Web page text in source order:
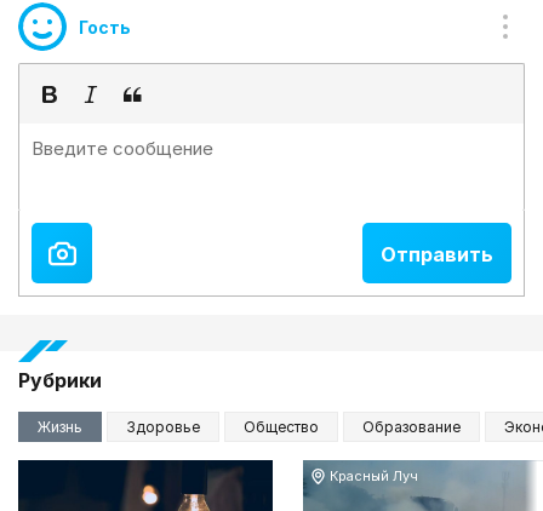
Гость
Рубрики
Жизнь Здоровье Общество Образование
Красный Луч